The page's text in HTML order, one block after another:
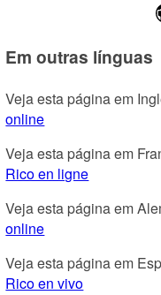
Em outras línguas
Veja esta página em
online
Veja esta página em
Rico en ligne
Veja esta página em
online
Veja esta página em
Rico en vivo